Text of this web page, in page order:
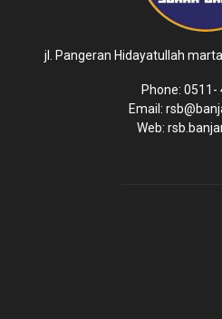
jl. Pangeran Hidayatullah
Phone: 0511-
Email:
Web: